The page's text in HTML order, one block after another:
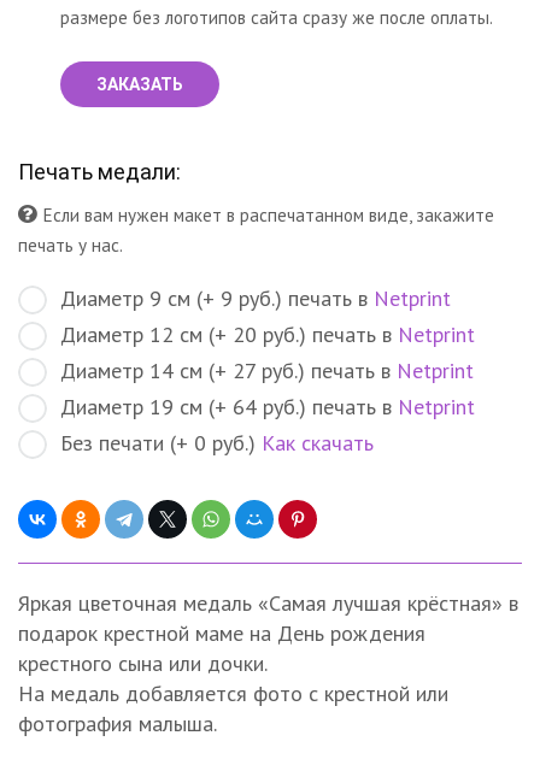
размере без логотипов сайта сразу же после оплаты.
ЗАКАЗАТЬ
Печать медали:
Если вам нужен макет в распечатанном виде, закажите
печать у нас.
Диаметр 9 см (+ 9 руб.) печать в Netprint
Диаметр 12 см (+ 20 руб.) печать в Netprint
Диаметр 14 см (+ 27 руб.) печать в Netprint
Диаметр 19 см (+ 64 руб.) печать в Netprint
Без печати (+ 0 руб.) Как скачать
Яркая цветочная медаль «Самая лучшая крёстная» в
подарок крестной маме на День рождения
крестного сына или дочки.
На медаль добавляется фото с крестной или
фотография малыша.